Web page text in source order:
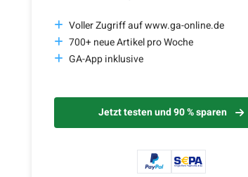
Voller Zugriff auf www.ga-online.de
700+ neue Artikel pro Woche
GA-App inklusive
Jetzt testen und 90 % sparen